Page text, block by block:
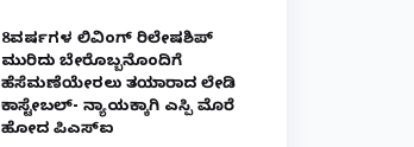
8ವರ್ಷಗಳ ಲಿವಿಂಗ್‌ ರಿಲೇಷನ್‌ಶಿಪ್
ಮುರಿದು ಬೇರೊಬ್ಬನೊಂದಿಗೆ
ಹೆಸೆಮಣೆಯೇರಲು ತಯಾರಾದ ಲೇಡಿ
ಕಾನ್‌ಸ್ಟೇಬಲ್- ನ್ಯಾಯಕ್ಕಾಗಿ ಎಸ್ಪಿ ಮೊರೆ
ಹೋದ ಪಿಎಸ್ಐ